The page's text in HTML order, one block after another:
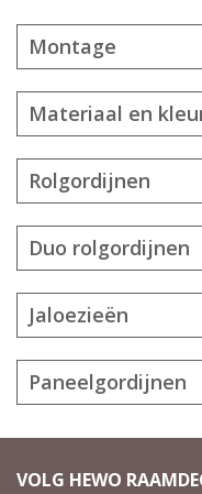
Montage
Materiaal en
Rolgordijnen
Duo rolgordijnen
Jaloezieën
Paneelgordijnen
VOLG HEWO